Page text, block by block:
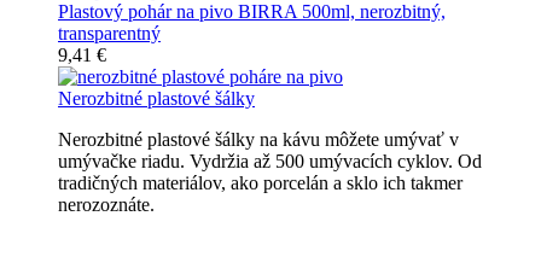
Plastový pohár na pivo BIRRA 500ml, nerozbitný,
transparentný
9,41 €
Nerozbitné plastové šálky
Nerozbitné plastové šálky na kávu môžete umývať v
umývačke riadu. Vydržia až 500 umývacích cyklov. Od
tradičných materiálov, ako porcelán a sklo ich takmer
nerozoznáte.